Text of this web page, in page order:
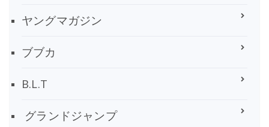
ヤングマガジン
ブブカ
B.L.T
グランドジャンプ